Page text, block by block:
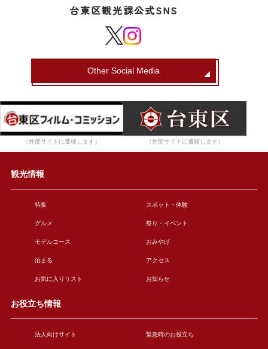
台東区観光課公式SNS
Other Social Media
（外部サイトに遷移します） （外部サイトに遷移します）
観光情報
特集 スポット・体験
グルメ 祭り・イベント
モデルコース おみやげ
泊まる アクセス
お気に入りリスト お知らせ
お役立ち情報
法人向けサイト 緊急時のお役立ち